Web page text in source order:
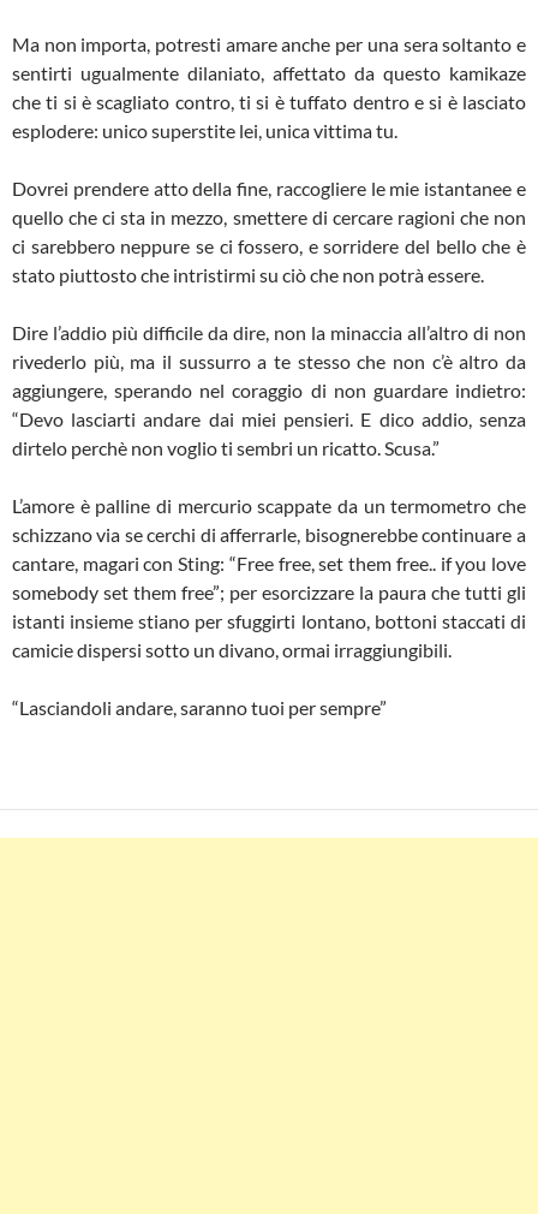
Ma non importa, potresti amare anche per una sera soltanto e
sentirti ugualmente dilaniato, affettato da questo kamikaze
che ti si è scagliato contro, ti si è tuffato dentro e si è lasciato
esplodere: unico superstite lei, unica vittima tu.
Dovrei prendere atto della fine, raccogliere le mie istantanee e
quello che ci sta in mezzo, smettere di cercare ragioni che non
ci sarebbero neppure se ci fossero, e sorridere del bello che è
stato piuttosto che intristirmi su ciò che non potrà essere.
Dire l’addio più difficile da dire, non la minaccia all’altro di non
rivederlo più, ma il sussurro a te stesso che non c’è altro da
aggiungere, sperando nel coraggio di non guardare indietro:
“Devo lasciarti andare dai miei pensieri. E dico addio, senza
dirtelo perchè non voglio ti sembri un ricatto. Scusa.”
L’amore è palline di mercurio scappate da un termometro che
schizzano via se cerchi di afferrarle, bisognerebbe continuare a
cantare, magari con Sting: “Free free, set them free.. if you love
somebody set them free”; per esorcizzare la paura che tutti gli
istanti insieme stiano per sfuggirti lontano, bottoni staccati di
camicie dispersi sotto un divano, ormai irraggiungibili.
“Lasciandoli andare, saranno tuoi per sempre”